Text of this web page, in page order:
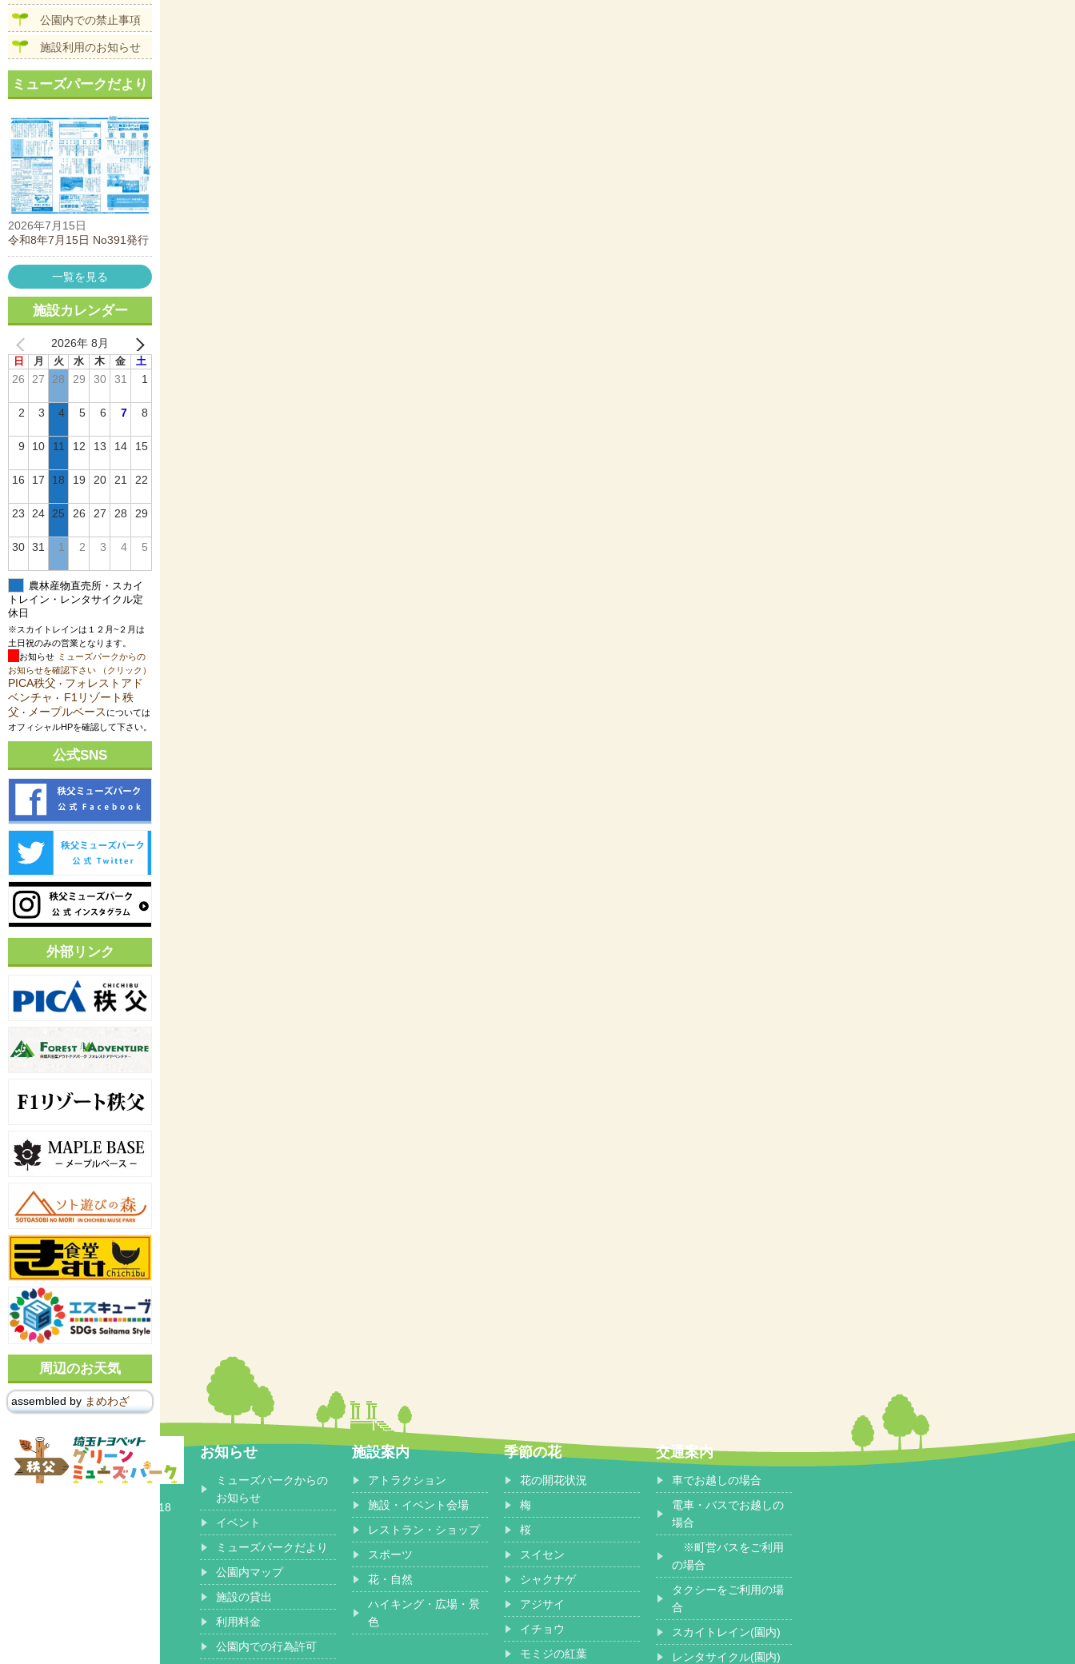
公園内での禁止事項
施設利用のお知らせ
ミューズパークだより
2026年7月15日
令和8年7月15日 No391発行
一覧を見る
施設カレンダー
2026年 8月
日 月 火 水 木 金 土
26 27 28 29 30 31 1
2 3 4 5 6 7 8
9 10 11 12 13 14 15
16 17 18 19 20 21 22
23 24 25 26 27 28 29
30 31 1 2 3 4 5
農林産物直売所・スカイ
トレイン・レンタサイクル定
休日
※スカイトレインは１２月~２月は
土日祝のみの営業となります。
お知らせ ミューズパークからの
お知らせを確認下さい （クリック）
PICA秩父 ・ フォレストアド
ベンチャ ・ F1リゾート秩
父 ・ メープルベース については
オフィシャルHPを確認して下さい。
公式SNS
外部リンク
周辺のお天気
assembled by まめわざ
埼玉県秩父郡 小鹿野町長留2518
お知らせ
ミューズパークからの
お知らせ
イベント
ミューズパークだより
公園内マップ
施設の貸出
利用料金
公園内での行為許可
施設案内
アトラクション
施設・イベント会場
レストラン・ショップ
スポーツ
花・自然
ハイキング・広場・景
色
季節の花
花の開花状況
梅
桜
スイセン
シャクナゲ
アジサイ
イチョウ
モミジの紅葉
交通案内
車でお越しの場合
電車・バスでお越しの
場合
※町営バスをご利用
の場合
タクシーをご利用の場
合
スカイトレイン(園内)
レンタサイクル(園内)